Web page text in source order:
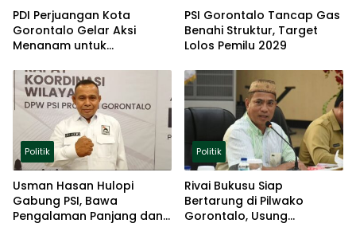
PDI Perjuangan Kota
Gorontalo Gelar Aksi
Menanam untuk
PSI Gorontalo Tancap Gas
Benahi Struktur, Target
Lolos Pemilu 2029
Politik
Usman Hasan Hulopi
Gabung PSI, Bawa
Pengalaman Panjang dan
Politik
Rivai Bukusu Siap
Bertarung di Pilwako
Gorontalo, Usung